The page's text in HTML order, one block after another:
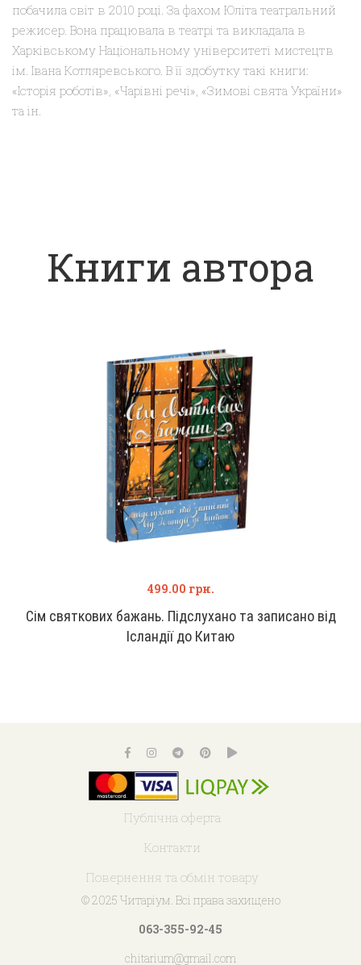
побачила світ в 2010 році. За фахом Юліта театральний
режисер. Вона працювала в театрі та викладала в
Харківському Національному університеті мистецтв
ім. Івана Котляревського. В її здобутку такі книги:
«Історія роботів», «Чарівні речі», «Зимові свята України»
та ін.
Книги автора
Сім святкових бажань. Підслухано та записано від
Ісландії до Китаю
499.00 грн.
Публічна оферта
Контакти
Повернення та обмін товару
© 2025 Читаріум. Всі права захищено
063-355-92-45
chitarium@gmail.com